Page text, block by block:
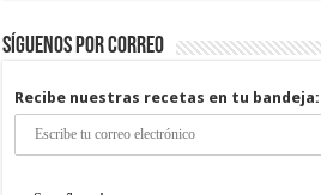
Síguenos por correo
Recibe nuestras recetas en tu bandeja: